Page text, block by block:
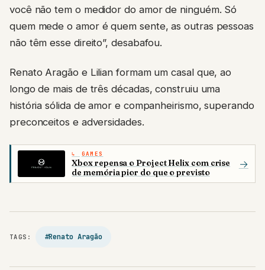
você não tem o medidor do amor de ninguém. Só
quem mede o amor é quem sente, as outras pessoas
não têm esse direito”, desabafou.
Renato Aragão e Lilian formam um casal que, ao
longo de mais de três décadas, construiu uma
história sólida de amor e companheirismo, superando
preconceitos e adversidades.
GAMES
Xbox repensa o Project Helix com crise
de memória pior do que o previsto
→
TAGS: #Renato Aragão